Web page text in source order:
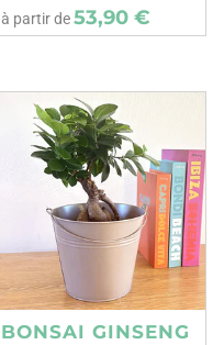
à partir de53,90 €
BONSAI GINSENG